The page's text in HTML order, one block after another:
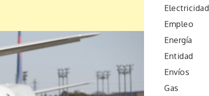
Electricidad
Empleo
Energía
Entidad
Envíos
Gas